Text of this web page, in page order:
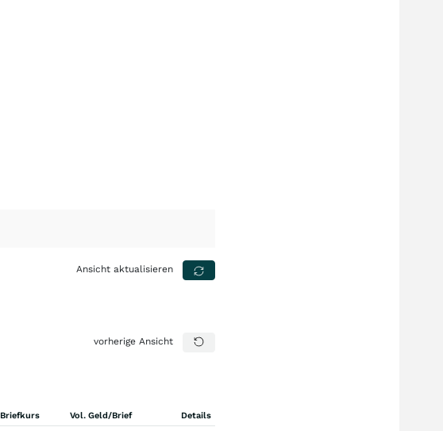
Ansicht aktualisieren
vorherige Ansicht
Briefkurs Vol. Geld/Brief Details